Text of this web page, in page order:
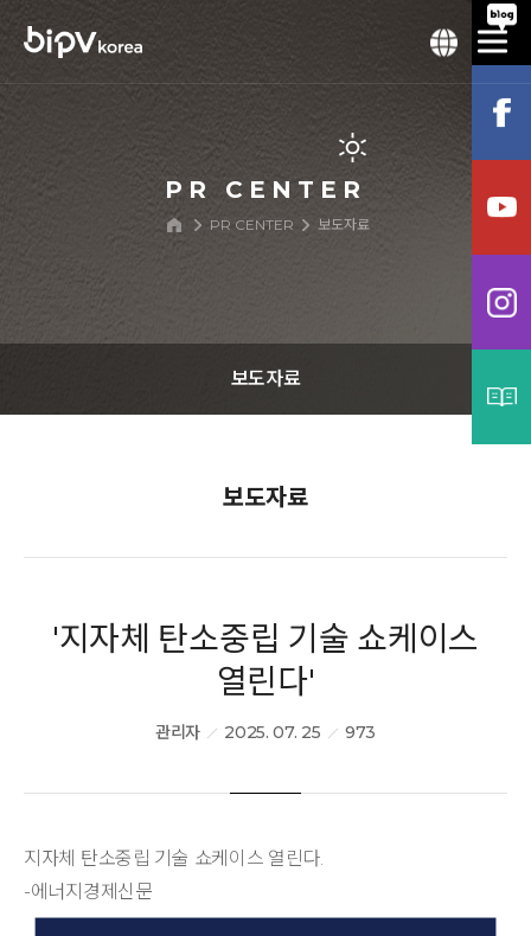
PR CENTER
PR CENTER 보도자료
보도자료
BIPV Global
문의하기
보도자료
'지자체 탄소중립 기술 쇼케이스
열린다'
관리자 2025. 07. 25 973
지자체 탄소중립 기술 쇼케이스 열린다.
-에너지경제신문